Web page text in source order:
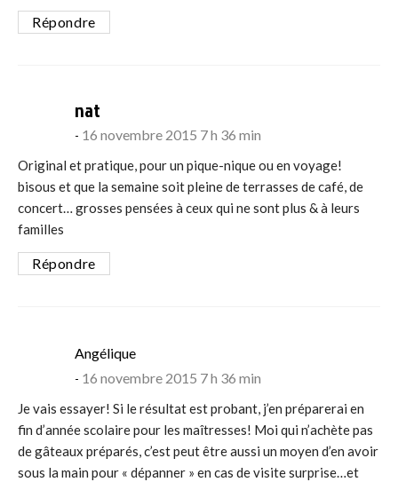
Répondre
nat
16 novembre 2015 7 h 36 min
Original et pratique, pour un pique-nique ou en voyage!
bisous et que la semaine soit pleine de terrasses de café, de
concert… grosses pensées à ceux qui ne sont plus & à leurs
familles
Répondre
Angéliquesays:
16 novembre 2015 7 h 36 min
Je vais essayer! Si le résultat est probant, j’en préparerai en
fin d’année scolaire pour les maîtresses! Moi qui n’achète pas
de gâteaux préparés, c’est peut être aussi un moyen d’en avoir
sous la main pour « dépanner » en cas de visite surprise…et